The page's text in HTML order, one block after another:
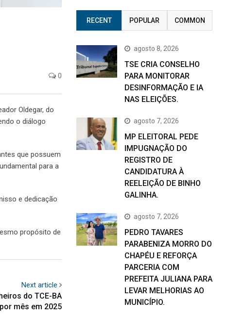
0
Oldegar, do
o diálogo
que possuem
para a
e dedicação
propósito de
Next article
do TCE-BA
mês em 2025
RECENT POPULAR COMMON
agosto 8, 2026
TSE CRIA CONSELHO
PARA MONITORAR
DESINFORMAÇÃO E IA
NAS ELEIÇÕES.
agosto 7, 2026
MP ELEITORAL PEDE
IMPUGNAÇÃO DO
REGISTRO DE
CANDIDATURA À
REELEIÇÃO DE BINHO
GALINHA.
agosto 7, 2026
PEDRO TAVARES
PARABENIZA MORRO DO
CHAPÉU E REFORÇA
PARCERIA COM
PREFEITA JULIANA PARA
LEVAR MELHORIAS AO
MUNICÍPIO.